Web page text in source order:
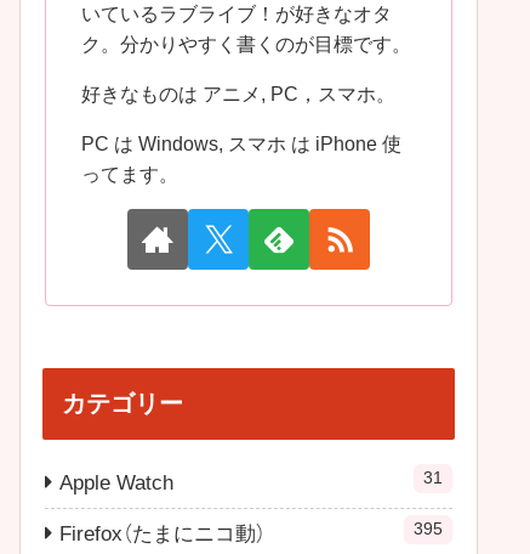
いているラブライブ！が好きなオタ
ク。分かりやすく書くのが目標です。
好きなものは アニメ, PC，スマホ。
PC は Windows, スマホ は iPhone 使
ってます。
カテゴリー
Apple Watch 31
Firefox（たまにニコ動） 395